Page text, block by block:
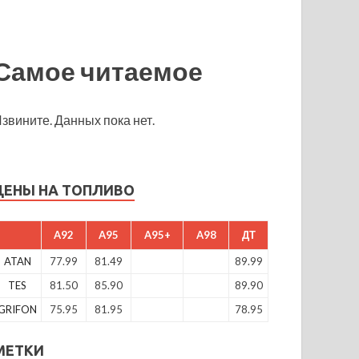
читаемое
Данных пока нет.
НА ТОПЛИВО
A92 A95 A95+ A98 ДТ
ATAN 77.99 81.49
89.99
TES
81.50 85.90
89.90
75.95 81.95 78.95